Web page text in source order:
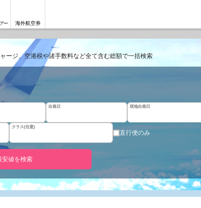
ー 海外航空券
ージ、空港税や諸手数料など全て含む総額で一括検索
出発日 現地出発日
クラス(任意)
直行便のみ
安値を検索